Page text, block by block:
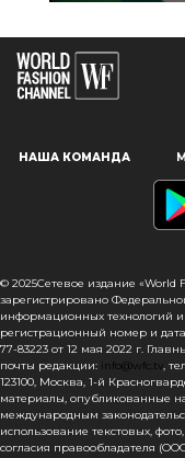
Наш сайт использует
пользователям,
информацию,
сайта, вы
файлов cookie в
в отношении данного
с тем, чтобы мы
то вы должны
настройки вашего
НАША КОМАНДА
© 2025Сетевое издание «World
зарегистрировано
информационных технологий
регистрационный номер и
77-83223 от 12 мая 2022 г.
почты редакции: info@wfc.tv,
123100, Москва, 1-й
материалы, опубликованные
международным
использование текстовых,
согласия правообладателя